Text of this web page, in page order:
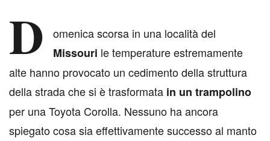
D
omenica scorsa in una località del
Missouri le temperature estremamente
alte hanno provocato un cedimento della struttura
della strada che si è trasformata in un trampolino
per una Toyota Corolla. Nessuno ha ancora
spiegato cosa sia effettivamente successo al manto